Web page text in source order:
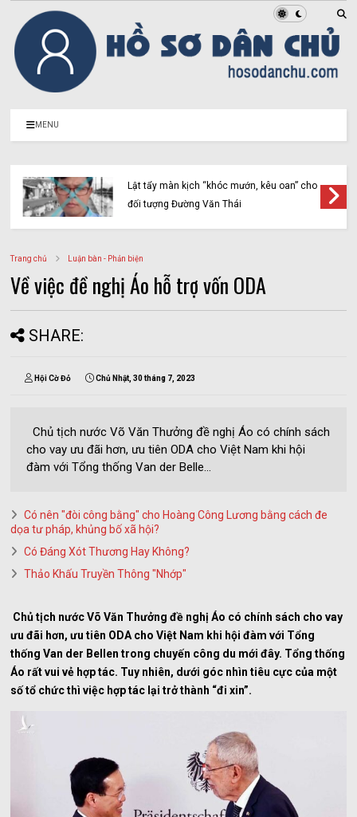
MENU
Lật tẩy màn kịch “khóc mướn, kêu oan” cho
đối tượng Đường Văn Thái
Trang chủ Luận bàn - Phản biện
Về việc đề nghị Áo hỗ trợ vốn ODA
SHARE:
Hội Cờ Đỏ Chủ Nhật, 30 tháng 7, 2023
Chủ tịch nước Võ Văn Thưởng đề nghị Áo có chính sách
cho vay ưu đãi hơn, ưu tiên ODA cho Việt Nam khi hội
đàm với Tổng thống Van der Belle...
Có nên "đòi công bằng" cho Hoàng Công Lương bằng cách đe
dọa tư pháp, khủng bố xã hội?
Có Đáng Xót Thương Hay Không?
Thảo Khấu Truyền Thông "Nhớp"
Chủ tịch nước Võ Văn Thưởng đề nghị Áo có chính sách cho vay
ưu đãi hơn, ưu tiên ODA cho Việt Nam khi hội đàm với Tổng
thống Van der Bellen trong chuyến công du mới đây. Tổng thống
Áo rất vui vẻ hợp tác. Tuy nhiên, dưới góc nhìn tiêu cực của một
số tổ chức thì việc hợp tác lại trở thành “đi xin”.